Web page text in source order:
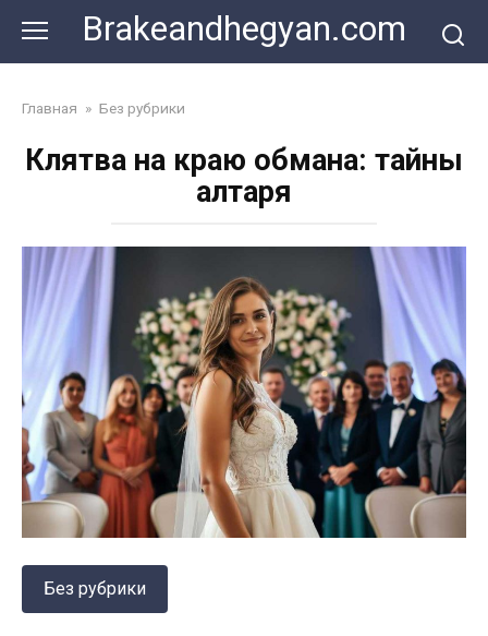
content
Brakeandhegyan.com
Главная » Без рубрики
Клятва на краю обмана: тайны
алтаря
Без рубрики